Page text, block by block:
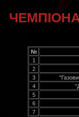
№
1
2
3
4
5
6
7